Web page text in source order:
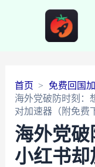
首页
免费回国
海外党破防时刻：
对加速器（附免费
海外党破
小红书